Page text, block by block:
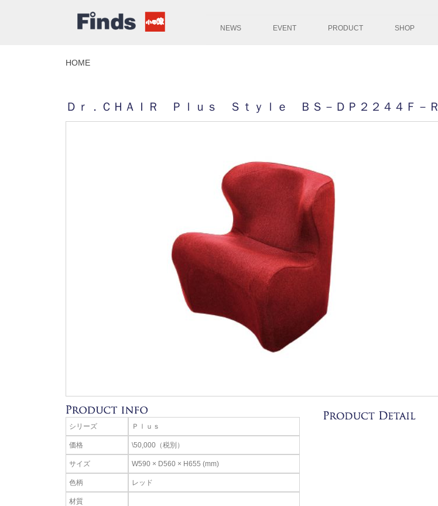
NEWS EVENT PRODUCT SHOP
HOME
Ｄｒ．ＣＨＡＩＲ Ｐｌｕｓ Ｓｔｙｌｅ ＢＳ－ＤＰ２２４４Ｆ－Ｒ
シリーズ Ｐｌｕｓ
価格 \50,000（税別）
サイズ W590 × D560 × H655 (mm)
色柄 レッド
材質